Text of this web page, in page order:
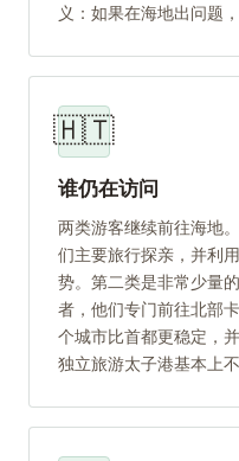
义：如果在海地出问题
🇭🇹
谁仍在访问
两类游客继续前往海地
们主要旅行探亲，并利
势。第二类是非常少量
者，他们专门前往北部
个城市比首都更稳定，
独立旅游太子港基本上